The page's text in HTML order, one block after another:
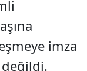
imza
değildi.